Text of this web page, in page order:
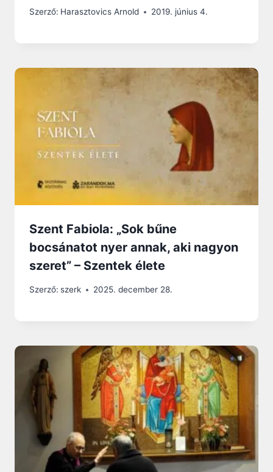
Szerző: Harasztovics Arnold 2019. június 4.
Szent Fabiola: „Sok bűne
bocsánatot nyer annak, aki nagyon
szeret” – Szentek élete
Szerző: szerk 2025. december 28.